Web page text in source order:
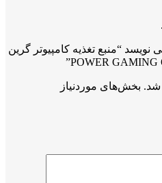
“منبع تغذیه کامپیوتر گرین
شد. بخش‌های موردنیاز